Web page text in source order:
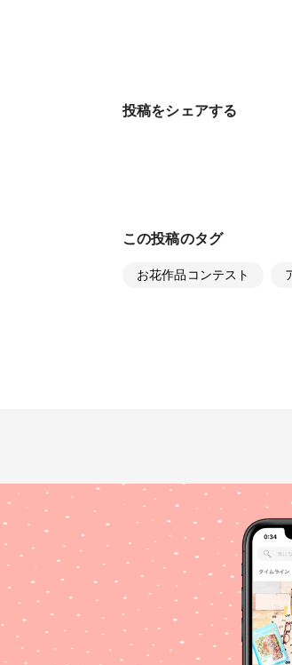
投稿をシェアする
この投稿のタグ
お花作品コンテスト